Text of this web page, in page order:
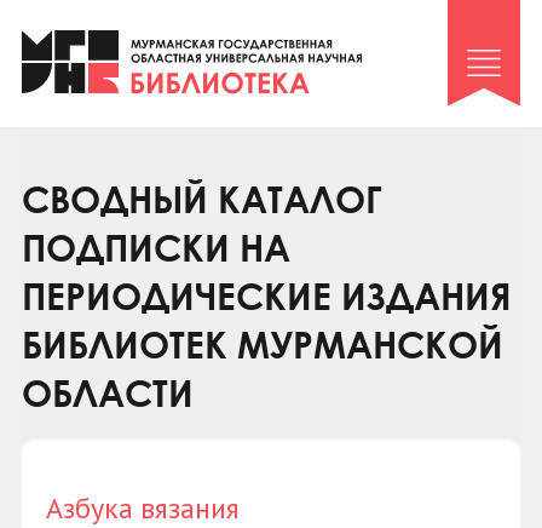
Клуб «Гиря и сельдерей»
Клуб «Семейный архив»
Коллегам
Контакты
СВОДНЫЙ КАТАЛОГ
ПОДПИСКИ НА
ПЕРИОДИЧЕСКИЕ ИЗДАНИЯ
БИБЛИОТЕК МУРМАНСКОЙ
ОБЛАСТИ
Азбука вязания